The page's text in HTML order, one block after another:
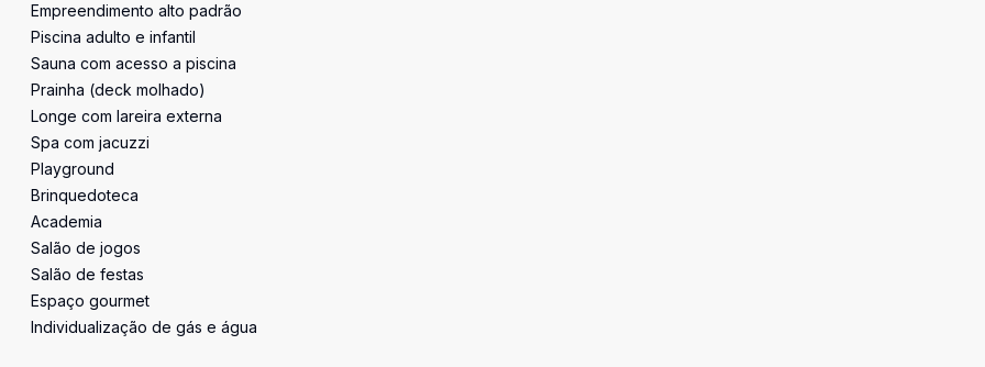
Empreendimento alto padrão
Piscina adulto e infantil
Sauna com acesso a piscina
Prainha (deck molhado)
Longe com lareira externa
Spa com jacuzzi
Playground
Brinquedoteca
Academia
Salão de jogos
Salão de festas
Espaço gourmet
Individualização de gás e água